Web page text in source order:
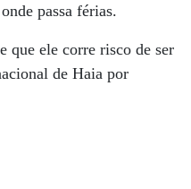
passa férias.
que ele corre risco de ser
de Haia por